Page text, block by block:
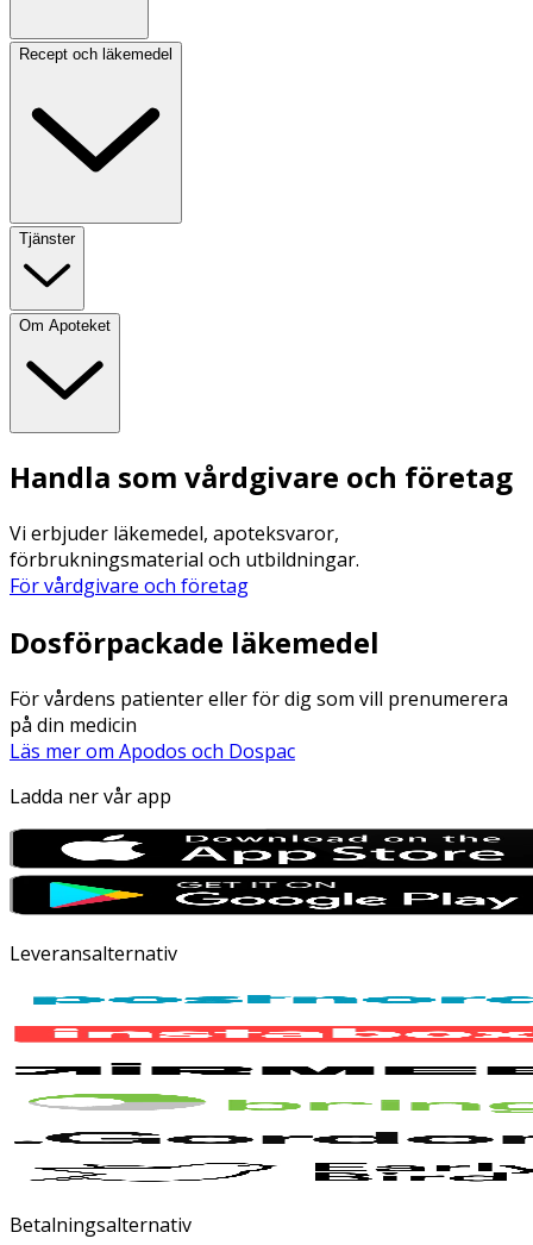
Recept och läkemedel
Tjänster
Om Apoteket
Handla som vårdgivare och företag
Vi erbjuder läkemedel, apoteksvaror,
förbrukningsmaterial och utbildningar.
För vårdgivare och företag
Dosförpackade läkemedel
För vårdens patienter eller för dig som vill prenumerera
på din medicin
Läs mer om Apodos och Dospac
Ladda ner vår app
Leveransalternativ
Betalningsalternativ